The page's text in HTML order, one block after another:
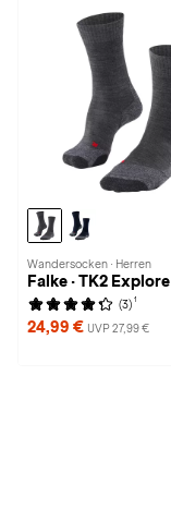
Wandersocken · Herren
Falke · TK2 Explore
(3) 1
24,99 € UVP 27,99 €